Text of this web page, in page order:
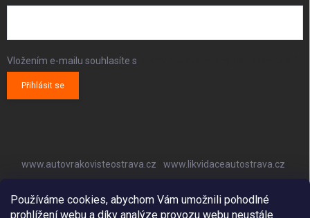
Používáme cookies, abychom Vám umožnili pohodlné
prohlížení webu a díky analýze provozu webu neustále
Vložením e-mailu souhlasíte s
Přihlásit se
www.autovrakovisteostrava.cz
www.likvidaceautostrava.cz